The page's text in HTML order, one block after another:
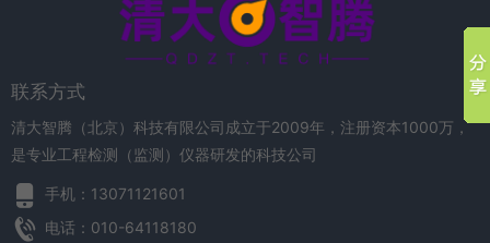
联系方式
清大智腾（北京）科技有限公司成立于2009年，注册资本1000万，
是专业工程检测（监测）仪器研发的科技公司
手机：13071121601
电话：010-64118180